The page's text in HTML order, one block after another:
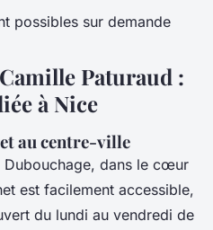
possibles sur demande
Paturaud :
à Nice
au centre-ville
Dubouchage, dans le cœur
est facilement accessible,
du lundi au vendredi de